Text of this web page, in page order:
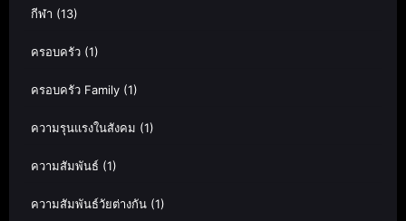
กีฬา (13)
ครอบครัว (1)
ครอบครัว Family (1)
ความรุนแรงในสังคม (1)
ความสัมพันธ์ (1)
ความสัมพันธ์วัยต่างกัน (1)